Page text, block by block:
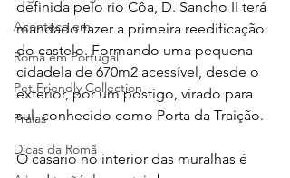
Acontece em
Romã em Portugal
Pet Friendly Collection
Praias
Dicas da Romã
definida pelo rio Côa, D. Sancho II terá
mandado fazer a primeira reedificação
do castelo. Formando uma pequena
cidadela de 670m2 acessível, desde o
exterior, por um postigo, virado para
sul, conhecido como Porta da Traição.
O casario no interior das muralhas é